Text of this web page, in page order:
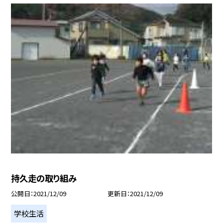
持久走の取り組み
公開日 2021/12/09 更新日 2021/12/09
学校生活